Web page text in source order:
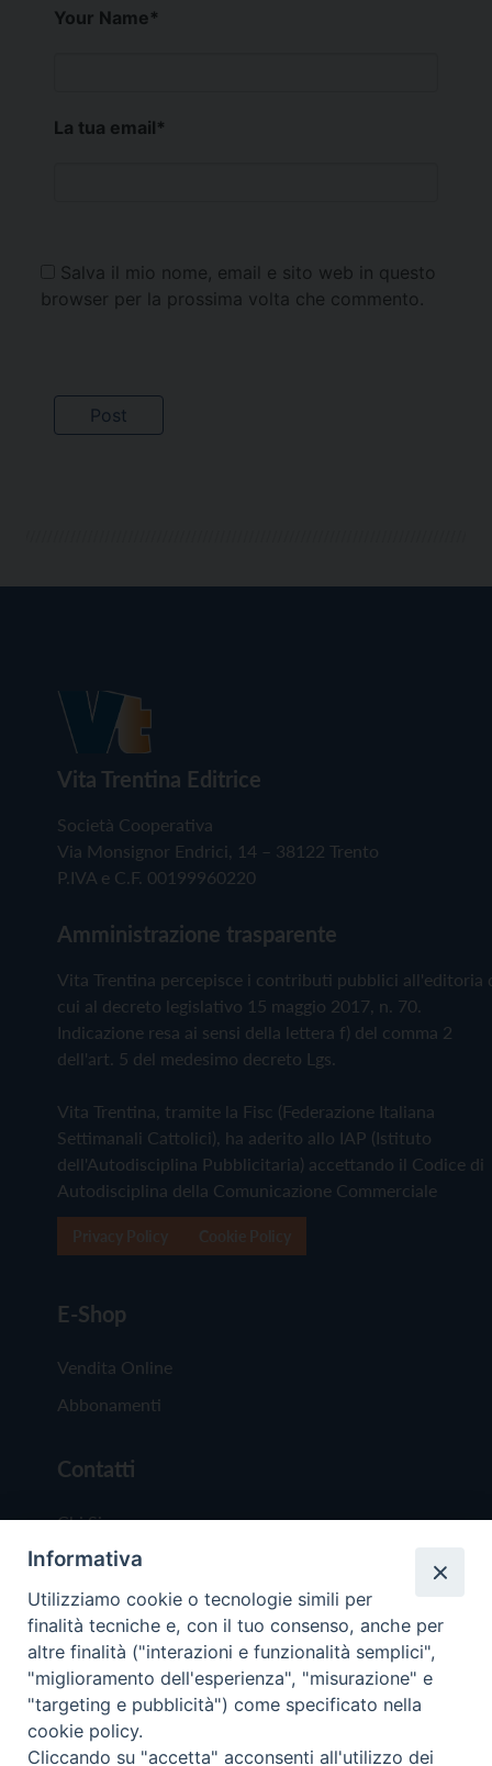
Your Name*
La tua email*
Salva il mio nome, email e sito web in questo
browser per la prossima volta che commento.
Vita Trentina Editrice
Società Cooperativa
Via Monsignor Endrici, 14 – 38122 Trento
P.IVA e C.F. 00199960220
Amministrazione trasparente
Vita Trentina percepisce i contributi pubblici all'editoria
cui al decreto legislativo 15 maggio 2017, n. 70.
Indicazione resa ai sensi della lettera f) del comma 2
dell'art. 5 del medesimo decreto Lgs.
Vita Trentina, tramite la Fisc (Federazione Italiana
Settimanali Cattolici), ha aderito allo IAP (Istituto
dell'Autodisciplina Pubblicitaria) accettando il Codice di
Autodisciplina della Comunicazione Commerciale
E-Shop
Vendita Online
Abbonamenti
Contatti
Chi Siamo
Redazione
Scrivici
Copyright © 2019 - Tutti i diritti riservati - Vita
Informativa
Utilizziamo cookie o tecnologie simili per
finalità tecniche e, con il tuo consenso, anche per
altre finalità ("interazioni e funzionalità semplici",
"miglioramento dell'esperienza", "misurazione" e
"targeting e pubblicità") come specificato nella
cookie policy.
Cliccando su "accetta" acconsenti all'utilizzo dei